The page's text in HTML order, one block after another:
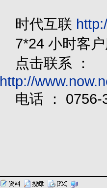
时代互联
7*24 小时客户
点击联系 ：
http://
电话 ： 0756-